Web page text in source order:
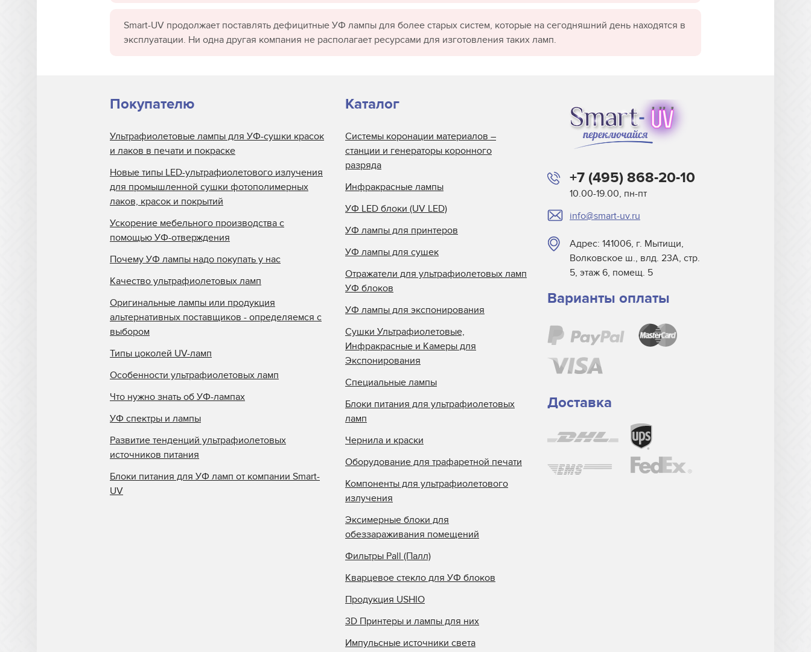
Smart-UV продолжает поставлять дефицитные УФ лампы для более старых систем, которые на сегодняшний день находятся в
эксплуатации. Ни одна другая компания не располагает ресурсами для изготовления таких ламп.
+7 (495) 868-20-10
10.00-19.00, пн-пт
info@smart-uv.ru
Адрес: 141006, г. Мытищи,
Волковское ш., влд. 23А, стр.
5, этаж 6, помещ. 5
Варианты оплаты
Доставка
Покупателю
Ультрафиолетовые лампы для УФ-сушки красок
и лаков в печати и покраске
Новые типы LED-ультрафиолетового излучения
для промышленной сушки фотополимерных
лаков, красок и покрытий
Ускорение мебельного производства с
помощью УФ-отверждения
Почему УФ лампы надо покупать у нас
Качество ультрафиолетовых ламп
Оригинальные лампы или продукция
альтернативных поставщиков - определяемся с
выбором
Типы цоколей UV-ламп
Особенности ультрафиолетовых ламп
Что нужно знать об УФ-лампах
УФ спектры и лампы
Развитие тенденций ультрафиолетовых
источников питания
Блоки питания для УФ ламп от компании Smart-
UV
Каталог
Системы коронации материалов –
станции и генераторы коронного
разряда
Инфракрасные лампы
УФ LED блоки (UV LED)
УФ лампы для принтеров
УФ лампы для сушек
Отражатели для ультрафиолетовых ламп
УФ блоков
УФ лампы для экспонирования
Сушки Ультрафиолетовые,
Инфракрасные и Камеры для
Экспонирования
Специальные лампы
Блоки питания для ультрафиолетовых
ламп
Чернила и краски
Оборудование для трафаретной печати
Компоненты для ультрафиолетового
излучения
Эксимерные блоки для
обеззараживания помещений
Фильтры Pall (Палл)
Кварцевое стекло для УФ блоков
Продукция USHIO
3D Принтеры и лампы для них
Импульсные источники света